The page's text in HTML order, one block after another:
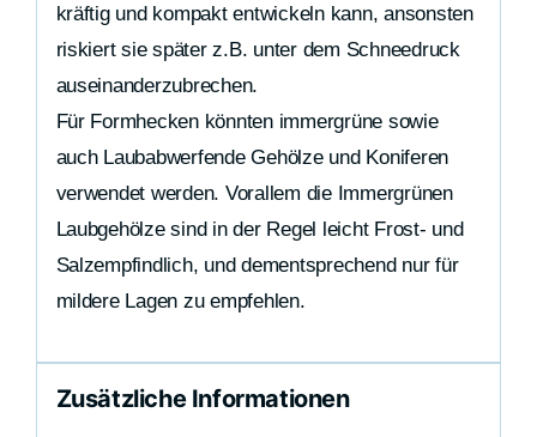
kräftig und kompakt entwickeln kann, ansonsten
riskiert sie später z.B. unter dem Schneedruck
auseinanderzubrechen.
Für Formhecken könnten immergrüne sowie
auch Laubabwerfende Gehölze und Koniferen
verwendet werden. Vorallem die Immergrünen
Laubgehölze sind in der Regel leicht Frost- und
Salzempfindlich, und dementsprechend nur für
mildere Lagen zu empfehlen.
Zusätzliche Informationen